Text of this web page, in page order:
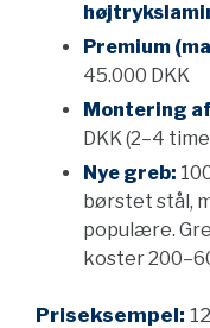
Premium
45.000 DKK
Montering
DKK (2–4
Nye greb:
børstet stål,
populære.
koster
Priseksempel: